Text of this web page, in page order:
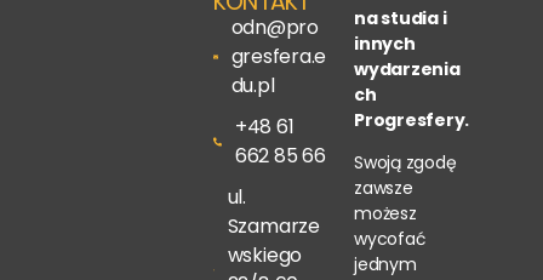
odn@pro
gresfera.e
du.pl
+48 61
662 85 66
ul.
Szamarze
wskiego
na studia i
innych
wydarzenia
ch
Progresfery.
Swoją zgodę
zawsze
możesz
wycofać
jednym